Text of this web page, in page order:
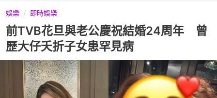
娛樂 即時娛樂
前TVB花旦與老公慶祝結婚24周年 曾
歷大仔夭折子女患罕見病